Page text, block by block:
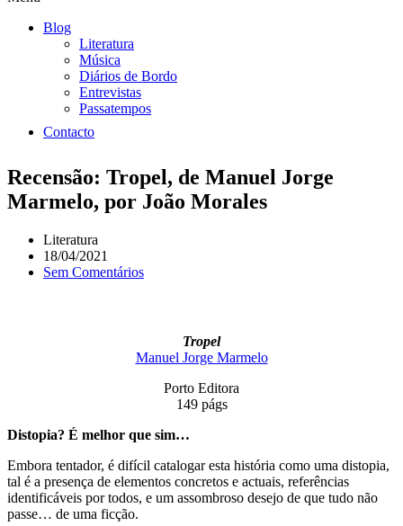
Blog
Literatura
Música
Diários de Bordo
Entrevistas
Passatempos
Contacto
Recensão: Tropel, de Manuel Jorge
Marmelo, por João Morales
Literatura
18/04/2021
Sem Comentários
Tropel
Manuel Jorge Marmelo
Porto Editora
149 págs
Distopia? É melhor que sim…
Embora tentador, é difícil catalogar esta história como uma distopia,
tal é a presença de elementos concretos e actuais, referências
identificáveis por todos, e um assombroso desejo de que tudo não
passe… de uma ficção.